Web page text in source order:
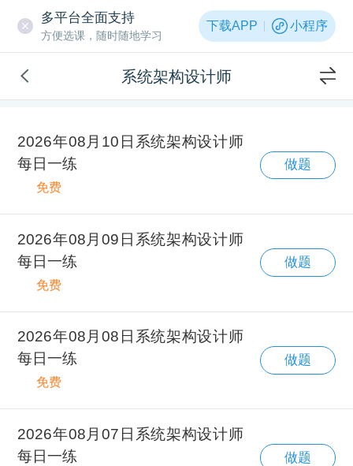
多平台全面支持
方便选课，随时随地学习
下载APP 小程序
系统架构设计师
2026年08月10日系统架构设计师
每日一练
免费
做题
2026年08月09日系统架构设计师
每日一练
免费
做题
2026年08月08日系统架构设计师
每日一练
免费
做题
2026年08月07日系统架构设计师
每日一练
做题